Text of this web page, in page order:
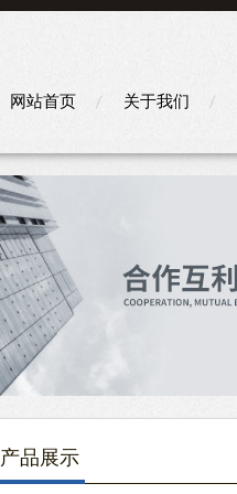
网站首页 关于我们
产品展示